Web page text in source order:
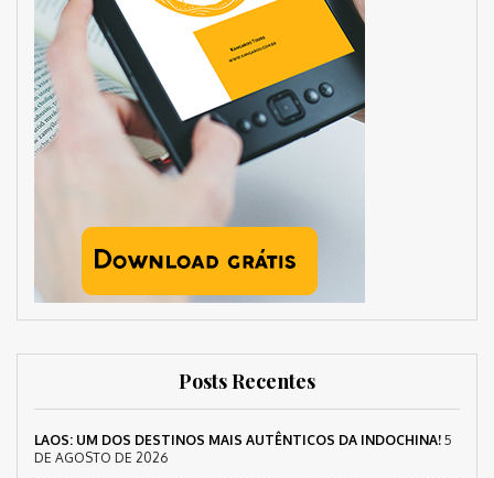
Posts Recentes
LAOS: UM DOS DESTINOS MAIS AUTÊNTICOS DA INDOCHINA! 5
DE AGOSTO DE 2026